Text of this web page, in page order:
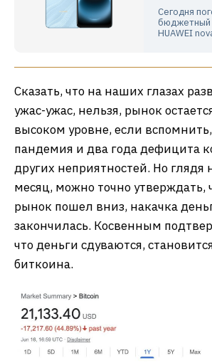
Сегодня
бюджетный
HUAWEI
Сказать, что на наших глазах
ужас-ужас, нельзя, рынок
высоком уровне, если
пандемия и два года дефицита
других неприятностей. Но глядя
месяц, можно точно
рынок пошел вниз, накачка
закончилась. Косвенным
что деньги сдуваются,
биткоина.